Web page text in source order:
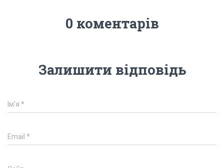
0 коментарів
Залишити відповідь
Ім'я *
Email *